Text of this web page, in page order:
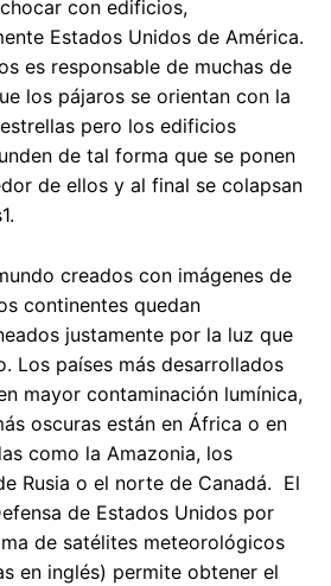
con edificios,
Estados Unidos de América.
es responsable de muchas de
los pájaros se orientan con la
pero los edificios
de tal forma que se ponen
de ellos y al final se colapsan
creados con imágenes de
continentes quedan
justamente por la luz que
Los países más desarrollados
mayor contaminación lumínica,
oscuras están en África o en
como la Amazonia, los
Rusia o el norte de Canadá. El
de Estados Unidos por
de satélites meteorológicos
en inglés) permite obtener el